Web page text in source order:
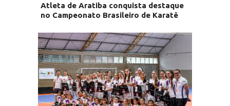
Atleta de Aratiba conquista destaque
no Campeonato Brasileiro de Karatê